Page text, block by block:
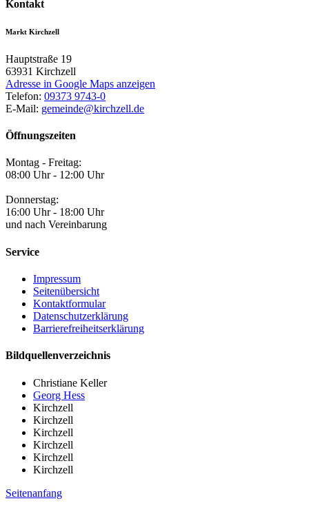
Kontakt
Markt Kirchzell
Hauptstraße 19
63931 Kirchzell
Adresse in Google Maps anzeigen
Telefon: 09373 9743-0
E-Mail: gemeinde@kirchzell.de
Öffnungszeiten
Montag - Freitag:
08:00 Uhr - 12:00 Uhr
Donnerstag:
16:00 Uhr - 18:00 Uhr
und nach Vereinbarung
Service
Impressum
Seitenübersicht
Kontaktformular
Datenschutzerklärung
Barrierefreiheitserklärung
Bildquellenverzeichnis
Christiane Keller
Georg Hess
Kirchzell
Kirchzell
Kirchzell
Kirchzell
Kirchzell
Kirchzell
Seitenanfang